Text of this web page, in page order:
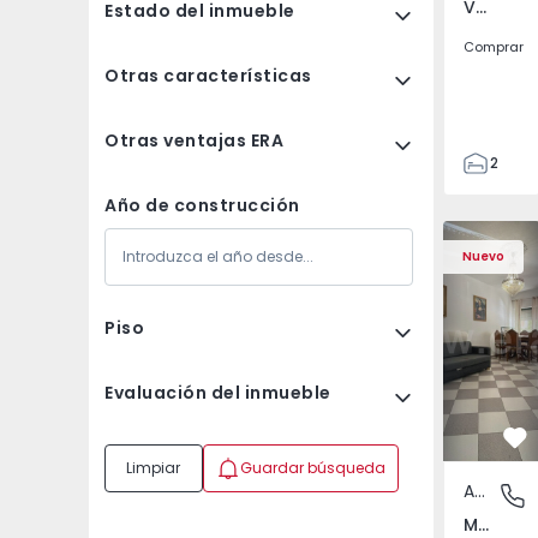
Estado del inmueble
Otras características
Otras ventajas ERA
Año de construcción
Piso
Evaluación del inmueble
Limpiar Guardar búsqueda
Venteira, Lisboa
Comprar
2
72
93
1
Nuevo
Apartamento T2
Montijo
Apartamento
Montijo e Afonsoeiro, Setúbal